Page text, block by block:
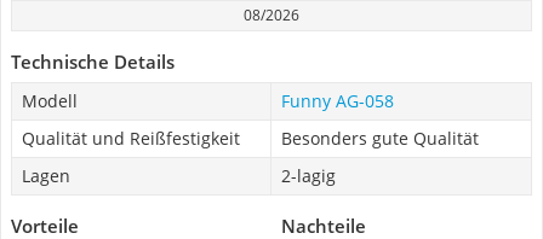
08/2026
Technische Details
Modell
Funny AG-058
Qualität und Reißfestigkeit
Besonders gute Qualität
Lagen
2-lagig
Vorteile Nachteile